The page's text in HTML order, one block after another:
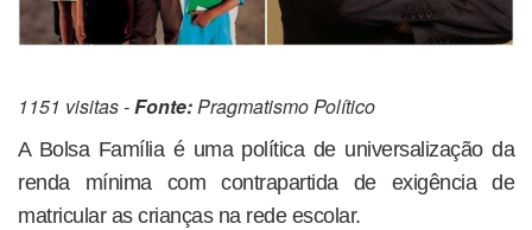
1151 visitas -Fonte:Pragmatismo Político
A Bolsa Família é uma política de universalização da
renda mínima com contrapartida de exigência de
matricular as crianças na rede escolar.